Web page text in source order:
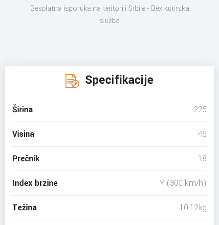
Besplatna isporuka na teritoriji Srbije - Bex kurirska
služba
Specifikacije
Širina 225
Visina 45
Prečnik 18
Index brzine Y (300 km/h)
Težina 10.12kg